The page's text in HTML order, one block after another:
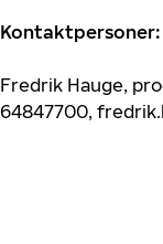
Kontaktpersoner:
Fredrik Hauge,
64847700,